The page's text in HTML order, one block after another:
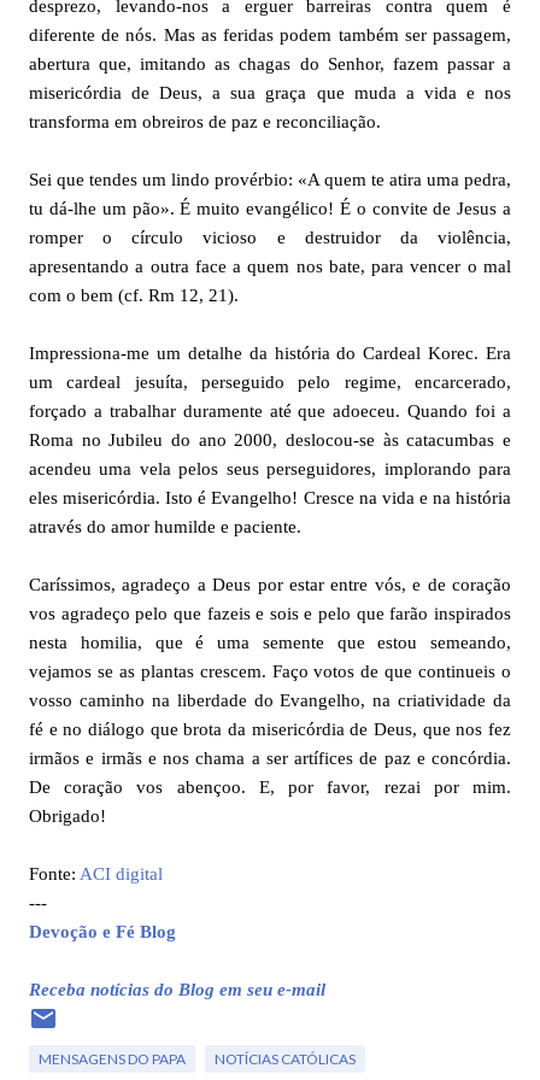
desprezo, levando-nos a erguer barreiras contra quem é
diferente de nós. Mas as feridas podem também ser passagem,
abertura que, imitando as chagas do Senhor, fazem passar a
misericórdia de Deus, a sua graça que muda a vida e nos
transforma em obreiros de paz e reconciliação.
Sei que tendes um lindo provérbio: «A quem te atira uma pedra,
tu dá-lhe um pão». É muito evangélico! É o convite de Jesus a
romper o círculo vicioso e destruidor da violência,
apresentando a outra face a quem nos bate, para vencer o mal
com o bem (cf. Rm 12, 21).
Impressiona-me um detalhe da história do Cardeal Korec. Era
um cardeal jesuíta, perseguido pelo regime, encarcerado,
forçado a trabalhar duramente até que adoeceu. Quando foi a
Roma no Jubileu do ano 2000, deslocou-se às catacumbas e
acendeu uma vela pelos seus perseguidores, implorando para
eles misericórdia. Isto é Evangelho! Cresce na vida e na história
através do amor humilde e paciente.
Caríssimos, agradeço a Deus por estar entre vós, e de coração
vos agradeço pelo que fazeis e sois e pelo que farão inspirados
nesta homilia, que é uma semente que estou semeando,
vejamos se as plantas crescem. Faço votos de que continueis o
vosso caminho na liberdade do Evangelho, na criatividade da
fé e no diálogo que brota da misericórdia de Deus, que nos fez
irmãos e irmãs e nos chama a ser artífices de paz e concórdia.
De coração vos abençoo. E, por favor, rezai por mim.
Obrigado!
Fonte: ACI digital
---
Devoção e Fé Blog
Receba notícias do Blog em seu e-mail
MENSAGENS DO PAPA NOTÍCIAS CATÓLICAS